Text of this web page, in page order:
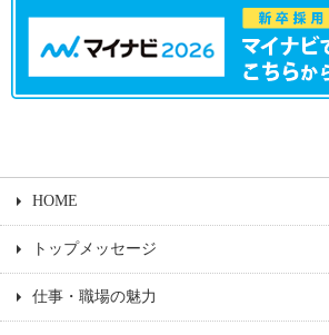
HOME
トップメッセージ
仕事・職場の魅力